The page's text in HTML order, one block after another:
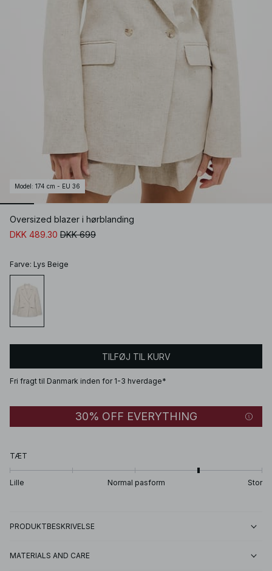
Model : 174 cm - EU 36
Oversized blazer i hørblanding
DKK 489.30 DKK 699
Farve: Lys Beige
TILFØJ TIL KURV
Fri fragt til Danmark inden for 1-3 hverdage*
30% OFF EVERYTHING
TÆT
Lille Normal pasform Stor
PRODUKTBESKRIVELSE
MATERIALS AND CARE